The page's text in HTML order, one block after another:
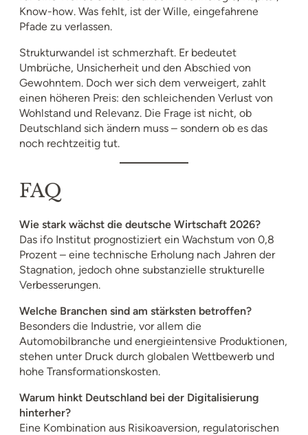
Know-how. Was fehlt, ist der Wille, eingefahrene
Pfade zu verlassen.
Strukturwandel ist schmerzhaft. Er bedeutet
Umbrüche, Unsicherheit und den Abschied von
Gewohntem. Doch wer sich dem verweigert, zahlt
einen höheren Preis: den schleichenden Verlust von
Wohlstand und Relevanz. Die Frage ist nicht, ob
Deutschland sich ändern muss – sondern ob es das
noch rechtzeitig tut.
FAQ
Wie stark wächst die deutsche Wirtschaft 2026?
Das ifo Institut prognostiziert ein Wachstum von 0,8
Prozent – eine technische Erholung nach Jahren der
Stagnation, jedoch ohne substanzielle strukturelle
Verbesserungen.
Welche Branchen sind am stärksten betroffen?
Besonders die Industrie, vor allem die
Automobilbranche und energieintensive Produktionen,
stehen unter Druck durch globalen Wettbewerb und
hohe Transformationskosten.
Warum hinkt Deutschland bei der Digitalisierung
hinterher?
Eine Kombination aus Risikoaversion, regulatorischen